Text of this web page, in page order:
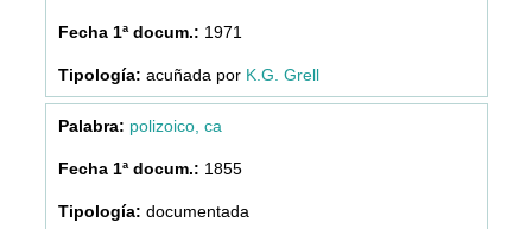
1971
acuñada por K.G. Grell
polizoico, ca
1855
documentada